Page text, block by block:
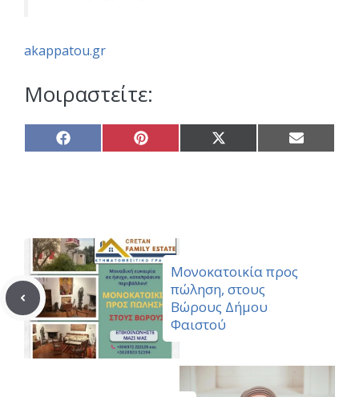
akappatou.gr
Μοιραστείτε:
Share
on
Share
on
Share
on
Share
on
Μονοκατοικία προς
πώληση, στους
Βώρους Δήμου
Φαιστού